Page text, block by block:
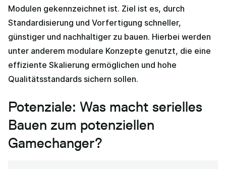
Modulen gekennzeichnet ist. Ziel ist es, durch
Standardisierung und Vorfertigung schneller,
günstiger und nachhaltiger zu bauen. Hierbei werden
unter anderem modulare Konzepte genutzt, die eine
effiziente Skalierung ermöglichen und hohe
Qualitätsstandards sichern sollen.
Potenziale: Was macht serielles
Bauen zum potenziellen
Gamechanger?